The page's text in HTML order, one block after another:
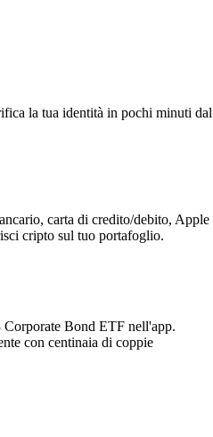
la tua identità in pochi minuti dal
carta di credito/debito, Apple
cripto sul tuo portafoglio.
Corporate Bond ETF nell'app.
con centinaia di coppie